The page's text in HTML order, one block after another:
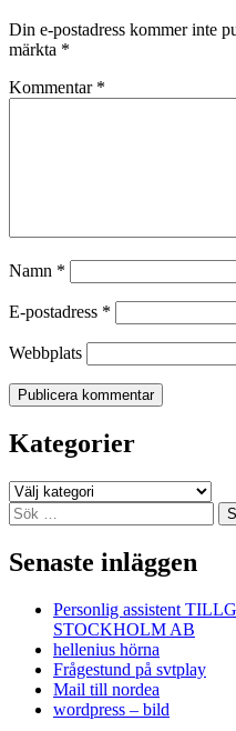
Din e-postadress kommer inte
märkta *
Kommentar *
Namn *
E-postadress *
Webbplats
Kategorier
Kategorier
Sök
efter:
Senaste inläggen
Personlig assistent
STOCKHOLM AB
hellenius hörna
Frågestund på svtplay
Mail till nordea
wordpress – bild